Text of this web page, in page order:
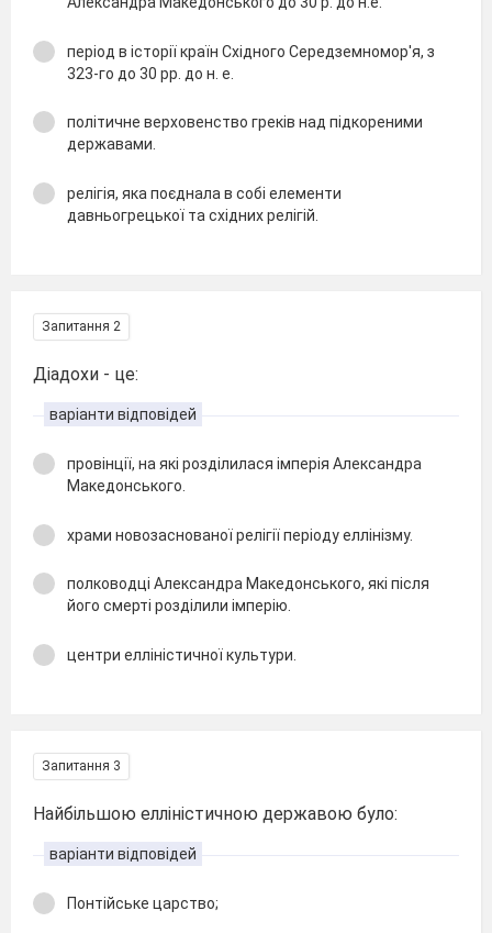
період в історії країн Східного Середземномор'я, з
323-го до 30 рр. до н. е.
політичне верховенство греків над підкореними
державами.
релігія, яка поєднала в собі елементи
давньогрецької та східних релігій.
Запитання 2
Діадохи - це:
варіанти відповідей
провінції, на які розділилася імперія Александра
Македонського.
храми новозаснованої релігії періоду еллінізму.
полководці Александра Македонського, які після
його смерті розділили імперію.
центри елліністичної культури.
Запитання 3
Найбільшою елліністичною державою було:
варіанти відповідей
Понтійське царство;